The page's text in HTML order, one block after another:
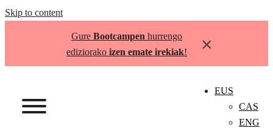
Skip to content
Gure Bootcampen hurrengo
ediziorako izen emate irekiak! ×
EUS
CAS
ENG